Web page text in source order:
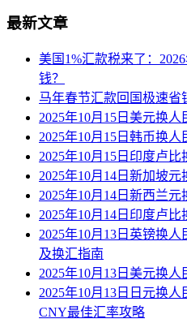
最新文章
美国1%汇款税来了：
钱？
马年春节汇款回国极速省
2025年10月15日美元换人
2025年10月15日韩币换人
2025年10月15日印度卢比
2025年10月14日新加坡元
2025年10月14日新西兰元
2025年10月14日印度卢比
2025年10月13日英镑换
及换汇指南
2025年10月13日美元换人
2025年10月13日日元换
CNY最佳汇率攻略